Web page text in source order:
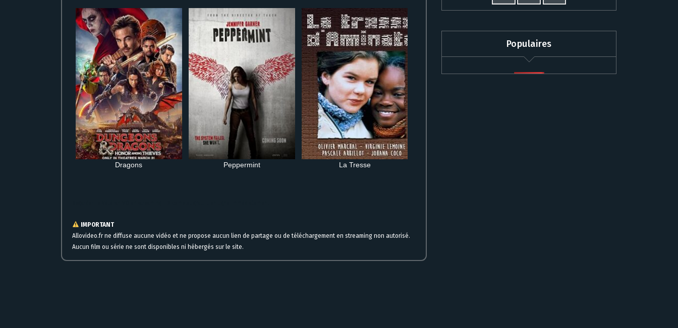
Dragons Peppermint La Tresse
IMPORTANT
Allovideo.fr ne diffuse aucune vidéo et ne propose aucun lien de partage ou de téléchargement en streaming non autorisé.
Aucun film ou série ne sont disponibles ni hébergés sur le site.
Populaires